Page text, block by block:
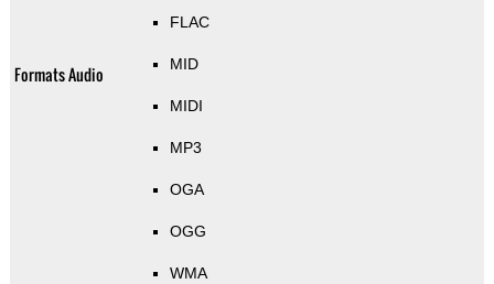
Formats Audio
FLAC
MID
MIDI
MP3
OGA
OGG
WMA